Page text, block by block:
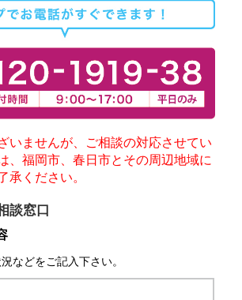
いませんが、ご相談の対応させてい
、福岡市、春日市とその周辺地域に
承ください。
談窓口
などをご記入下さい。